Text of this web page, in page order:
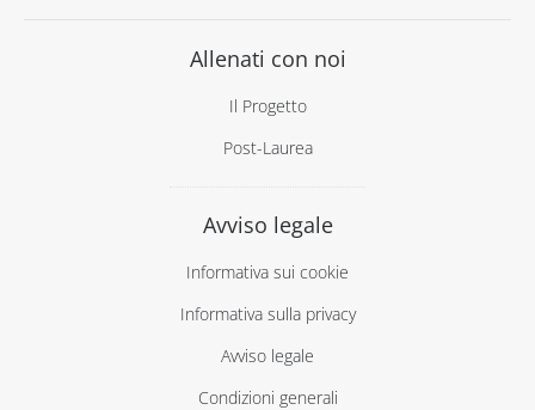
Allenati con noi
Il Progetto
Post-Laurea
Avviso legale
Informativa sui cookie
Informativa sulla privacy
Avviso legale
Condizioni generali